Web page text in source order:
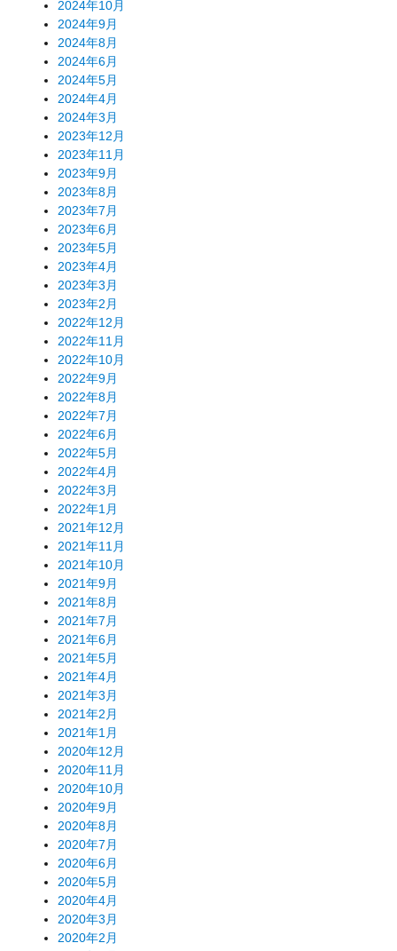
2024年10月
2024年9月
2024年8月
2024年6月
2024年5月
2024年4月
2024年3月
2023年12月
2023年11月
2023年9月
2023年8月
2023年7月
2023年6月
2023年5月
2023年4月
2023年3月
2023年2月
2022年12月
2022年11月
2022年10月
2022年9月
2022年8月
2022年7月
2022年6月
2022年5月
2022年4月
2022年3月
2022年1月
2021年12月
2021年11月
2021年10月
2021年9月
2021年8月
2021年7月
2021年6月
2021年5月
2021年4月
2021年3月
2021年2月
2021年1月
2020年12月
2020年11月
2020年10月
2020年9月
2020年8月
2020年7月
2020年6月
2020年5月
2020年4月
2020年3月
2020年2月